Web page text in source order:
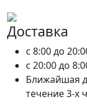
Доставка
c 8:00 до
c 20:00 до
Ближайшая
течение 3-х